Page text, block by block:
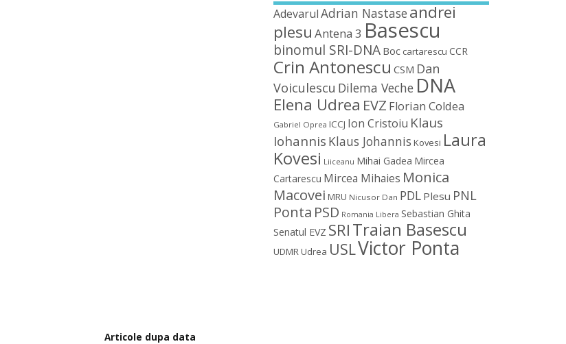
Adevarul Adrian Nastaseandrei
plesu Antena 3 Basescu
binomul SRI-DNA Boc cartarescu CCR
Crin Antonescu CSM Dan
Voiculescu Dilema Veche DNA
Elena Udrea EVZ Florian Coldea
Gabriel Oprea ICCJ Ion Cristoiu Klaus
Iohannis Klaus Johannis Kovesi Laura
Kovesi Liiceanu Mihai Gadea Mircea
Cartarescu Mircea Mihaies Monica
Macovei MRU Nicusor Dan PDL Plesu PNL
Ponta PSD Romania Libera Sebastian Ghita
Senatul EVZ SRITraian Basescu
UDMRUdrea USLVictor Ponta
Articole dupa data